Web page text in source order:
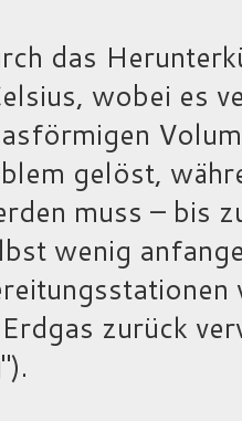
das
wobei es
gelöst,
muss – bis
wenig
zurück
").